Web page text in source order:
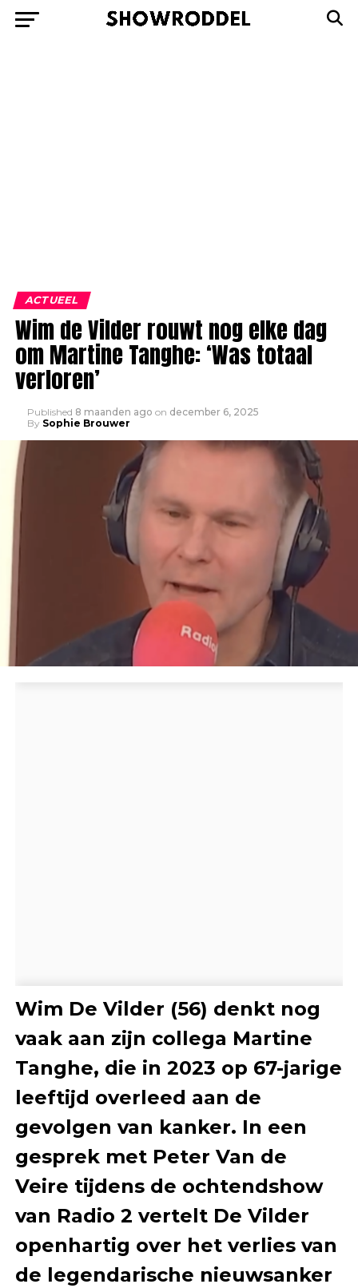
ACTUEEL
Wim de Vilder rouwt nog elke dag
om Martine Tanghe: ‘Was totaal
verloren’
Published 8 maanden ago on december 6, 2025
By Sophie Brouwer
Wim De Vilder (56) denkt nog
vaak aan zijn collega Martine
Tanghe, die in 2023 op 67-jarige
leeftijd overleed aan de
gevolgen van kanker. In een
gesprek met Peter Van de
Veire tijdens de ochtendshow
van Radio 2 vertelt De Vilder
openhartig over het verlies van
de legendarische nieuwsanker